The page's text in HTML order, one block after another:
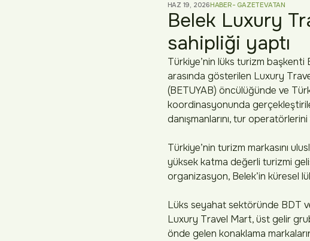
HAZ 19, 2026HABER- GAZETEVATAN
Belek Luxury
sahipliği yaptı
Türkiye’nin lüks turizm başkenti
arasında gösterilen Luxury
(BETUYAB) öncülüğünde ve
koordinasyonunda
danışmanlarını, tur
Türkiye’nin turizm markasını
yüksek katma değerli turizmi
organizasyon, Belek’in küresel
Lüks seyahat sektöründe BDT
Luxury Travel Mart, üst gelir
önde gelen konaklama